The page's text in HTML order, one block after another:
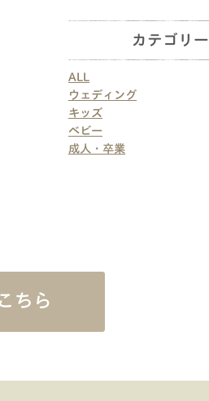
カテゴリー
ALL
ウェディング
キッズ
ベビー
成人・卒業
ちら